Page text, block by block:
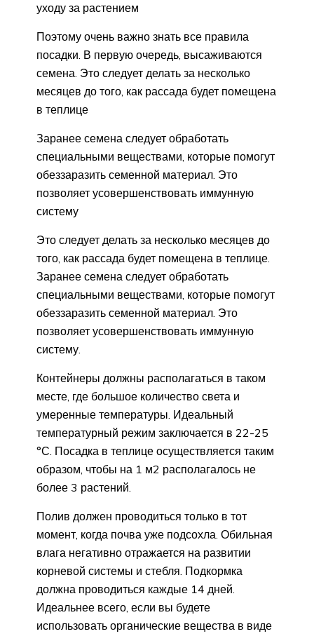
уходу за растением
Поэтому очень важно знать все правила
посадки. В первую очередь, высаживаются
семена. Это следует делать за несколько
месяцев до того, как рассада будет помещена
в теплице
Заранее семена следует обработать
специальными веществами, которые помогут
обеззаразить семенной материал. Это
позволяет усовершенствовать иммунную
систему
Это следует делать за несколько месяцев до
того, как рассада будет помещена в теплице.
Заранее семена следует обработать
специальными веществами, которые помогут
обеззаразить семенной материал. Это
позволяет усовершенствовать иммунную
систему.
Контейнеры должны располагаться в таком
месте, где большое количество света и
умеренные температуры. Идеальный
температурный режим заключается в 22-25
°С. Посадка в теплице осуществляется таким
образом, чтобы на 1 м2 располагалось не
более 3 растений.
Полив должен проводиться только в тот
момент, когда почва уже подсохла. Обильная
влага негативно отражается на развитии
корневой системы и стебля. Подкормка
должна проводиться каждые 14 дней.
Идеальнее всего, если вы будете
использовать органические вещества в виде